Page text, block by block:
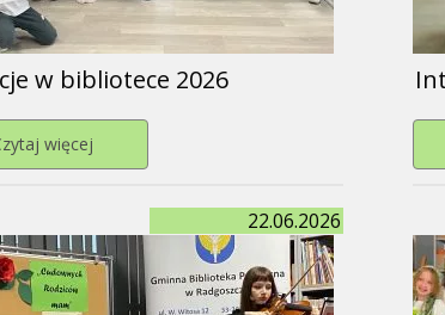
w bibliotece 2026
więcejPrzejdź do strony Wakacje w bibliotece 2026
22.06.2026